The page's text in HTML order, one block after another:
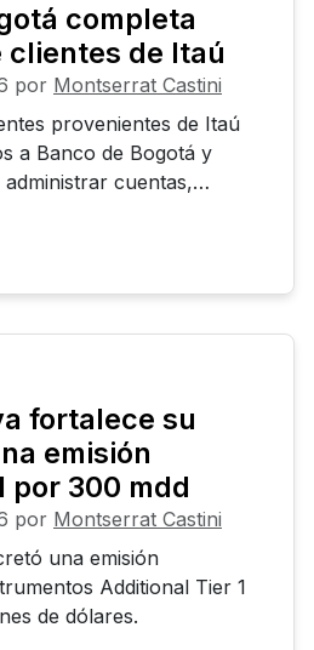
completa
clientes de Itaú
por Montserrat Castini
provenientes de Itaú
a Banco de Bogotá y
cuentas,
entidad.
fortalece su
emisión
por 300 mdd
por Montserrat Castini
una emisión
Additional Tier 1
de dólares.